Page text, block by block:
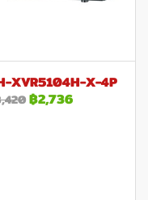
XVR5104H-X-4P
฿2,736